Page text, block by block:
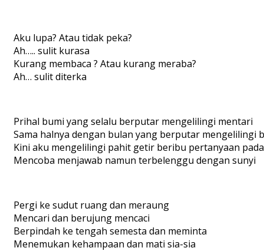
Aku lupa? Atau tidak peka?
Ah….. sulit kurasa
Kurang membaca ? Atau kurang meraba?
Ah… sulit diterka
Prihal bumi yang selalu berputar mengelilingi mentari
Sama halnya dengan bulan yang berputar mengelilingi
Kini aku mengelilingi pahit getir beribu pertanyaan
Mencoba menjawab namun terbelenggu dengan sunyi
Pergi ke sudut ruang dan meraung
Mencari dan berujung mencaci
Berpindah ke tengah semesta dan meminta
Menemukan kehampaan dan mati sia-sia